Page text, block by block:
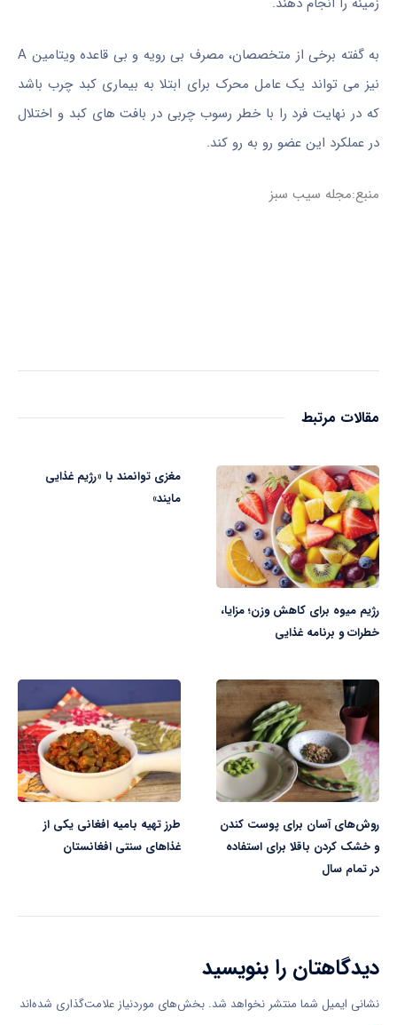
به گفته برخی از متخصصان، مصرف بی رویه و بی قاعده ویتامین A
نیز می تواند یک عامل محرک برای ابتلا به بیماری کبد چرب باشد
که در نهایت فرد را با خطر رسوب چربی در بافت های کبد و اختلال
در عملکرد این عضو رو به رو کند.
منبع:مجله سیب سبز
مقالات مرتبط
رژیم میوه برای کاهش وزن؛ مزایا،
خطرات و برنامه غذایی
مغزی توانمند با «رژیم غذایی
مایند»
روش‌های آسان برای پوست کندن
و خشک کردن باقلا برای استفاده
در تمام سال
طرز تهیه بامیه افغانی یکی از
غذاهای سنتی افغانستان
دیدگاهتان را بنویسید
نشانی ایمیل شما منتشر نخواهد شد. بخش‌های موردنیاز علامت‌گذاری شده‌اند